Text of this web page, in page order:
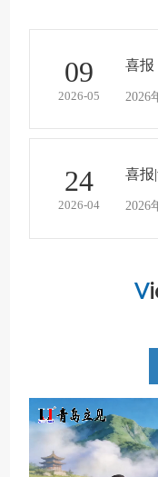
09
2026-05
24
2026-04
V